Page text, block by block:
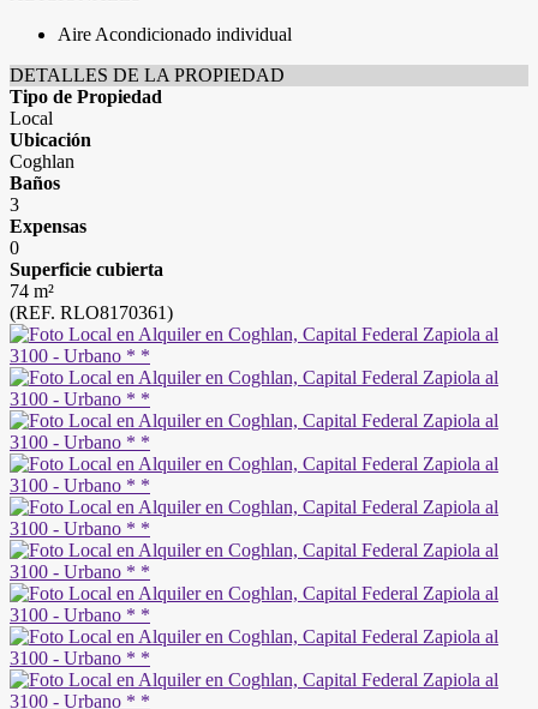
Aire Acondicionado individual
DETALLES DE LA PROPIEDAD
Tipo de Propiedad
Local
Ubicación
Coghlan
Baños
3
Expensas
0
Superficie cubierta
74 m²
(REF. RLO8170361)